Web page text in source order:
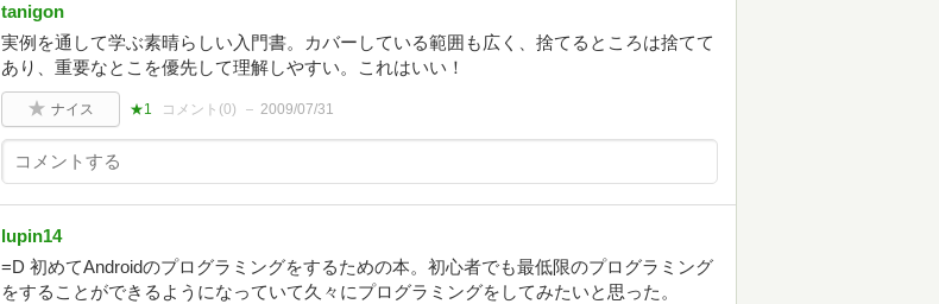
tanigon
実例を通して学ぶ素晴らしい入門書。カバーしている範囲も広く、捨てるところは捨てて
あり、重要なとこを優先して理解しやすい。これはいい！
ナイス ★1 コメント(0) 2009/07/31
lupin14
=D 初めてAndroidのプログラミングをするための本。初心者でも最低限のプログラミング
をすることができるようになっていて久々にプログラミングをしてみたいと思った。